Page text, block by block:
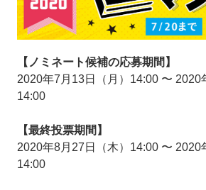
たくさんのマンガ、そして作家さん
となる本企画。あなたの一票で、
ガNo.1」が決まります。ふるってご
【ノミネート候補の応募期間】
2020年7月13日（月）14:00 〜 2020
14:00
【最終投票期間】
2020年8月27日（木）14:00 〜 2020
14:00